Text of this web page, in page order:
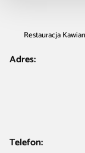
Restauracja
Adres:
Telefon: